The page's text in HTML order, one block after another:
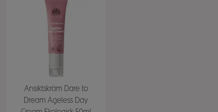
Ansiktskräm Dare to
Dream Ageless Day